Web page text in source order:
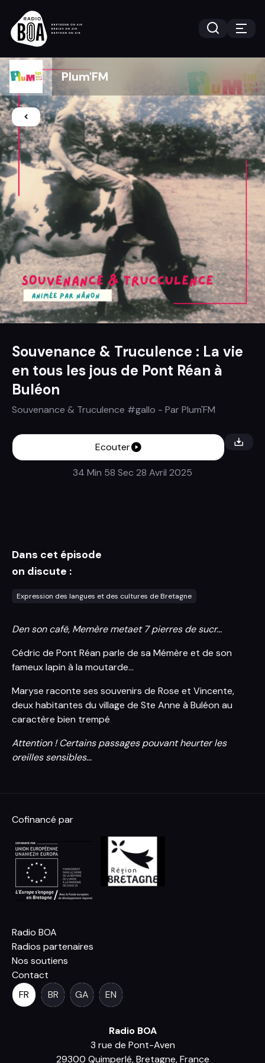
Plum'FM
Souvenance & Truculence : La vie
en tous les jous de Pont Réan à
Buléon
Souvenance & Truculence #gallo - ParPlum'FM
Ecouter
34 Min 58 Sec 28 Avril 2025
Dans cet épisode
on discute :
Expression des langues et des cultures de Bretagne
Den son cafë, Memère metaet 7 pierres de sucr...
Cédric de Pont Réan parle de sa Mémère et de son
fameux lapin à la moutarde…
Maryse raconte ses souvenirs de Rose et Vincente,
deux habitantes du village de Ste Anne à Buléon au
caractère bien trempé
Attention ! Certains passages pouvant heurter les
oreilles sensibles…
Cofinancé par
Radio BOA
Radios partenaires
Nos soutiens
Contact
FR
BR GA EN
Radio BOA
3 rue de Pont-Aven
29300 Quimperlé, Bretagne, France